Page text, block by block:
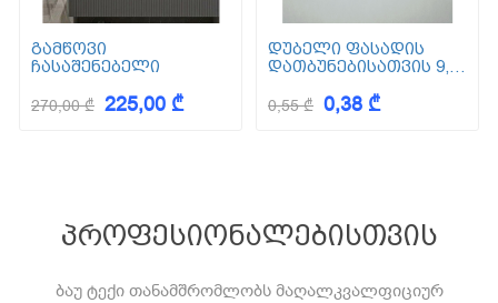
გამწოვი
ჩასაშენებელი
270,00 ₾ 225,00 ₾
დუბელი ფასადის
დათბუნებისათვის 9,5
0,55 ₾ 0,38 ₾
პროფესიონალებისთვის
ბაუ ტექი თანამშრომლობს მაღალკვალფიციურ